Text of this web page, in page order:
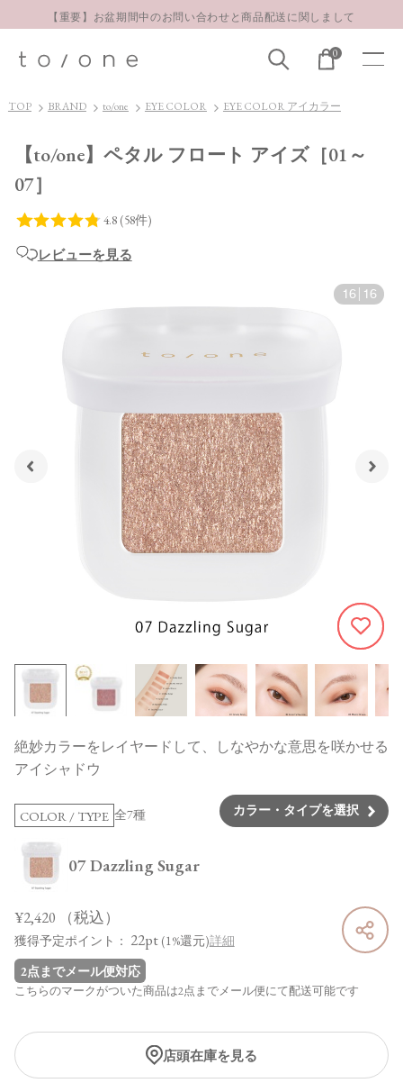
【重要】お盆期間中のお問い合わせと商品配送に関しまして
LINE お友達登録 500円OFFクーポンプレゼント
LINE お友達登録 500円OFFクーポンプレゼント
0
TOP BRAND to/one EYE COLOR EYE COLOR アイカラー
【to/one】ペタル フロート アイズ［01～
07］
レビューを見る
16 16
1216
絶妙カラーをレイヤードして、しなやかな意思を咲かせる
アイシャドウ
COLOR / TYPE 全7種 カラー・タイプを選択
07 Dazzling Sugar
¥2,420 （税込）
獲得予定ポイント： 22pt (1%還元)詳細
2点までメール便対応
こちらのマークがついた商品は2点までメール便にて配送可能です
店頭在庫を見る